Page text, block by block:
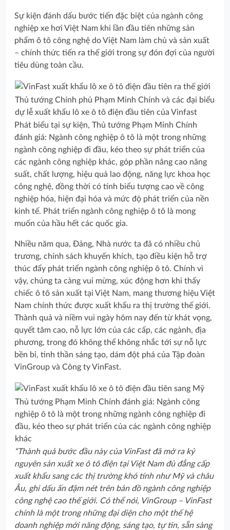
Sự kiện đánh dấu bước tiến đặc biệt của ngành công
nghiệp xe hơi Việt Nam khi lần đầu tiên những sản
phẩm ô tô công nghệ do Việt Nam làm chủ và sản xuất
– chính thức tiến ra thế giới trong sự đón đợi của người
tiêu dùng toàn cầu.
Thủ tướng Chính phủ Phạm Minh Chính và các đại biểu
dự lễ xuất khẩu lô xe ô tô điện đầu tiên của Vinfast
Phát biểu tại sự kiện, Thủ tướng Phạm Minh Chính
đánh giá: Ngành công nghiệp ô tô là một trong những
ngành công nghiệp đi đầu, kéo theo sự phát triển của
các ngành công nghiệp khác, góp phần nâng cao năng
suất, chất lượng, hiệu quả lao động, năng lực khoa học
công nghệ, đồng thời có tính biểu tượng cao về công
nghiệp hóa, hiện đại hóa và mức độ phát triển của nền
kinh tế. Phát triển ngành công nghiệp ô tô là mong
muốn của hầu hết các quốc gia.
Nhiều năm qua, Đảng, Nhà nước ta đã có nhiều chủ
trương, chính sách khuyến khích, tạo điều kiện hỗ trợ
thúc đẩy phát triển ngành công nghiệp ô tô. Chính vì
vậy, chúng ta càng vui mừng, xúc động hơn khi thấy
chiếc ô tô sản xuất tại Việt Nam, mang thương hiệu Việt
Nam chính thức được xuất khẩu ra thị trường thế giới.
Thành quả và niềm vui ngày hôm nay đến từ khát vọng,
quyết tâm cao, nỗ lực lớn của các cấp, các ngành, địa
phương, trong đó không thể không nhắc tới sự nỗ lực
bền bỉ, tinh thần sáng tạo, dám đột phá của Tập đoàn
VinGroup và Công ty VinFast.
Thủ tướng Phạm Minh Chính đánh giá: Ngành công
nghiệp ô tô là một trong những ngành công nghiệp đi
đầu, kéo theo sự phát triển của các ngành công nghiệp
khác
“Thành quả bước đầu này của VinFast đã mở ra kỷ
nguyên sản xuất xe ô tô điện tại Việt Nam đủ đẳng cấp
xuất khẩu sang các thị trường khó tính như Mỹ và châu
Âu, ghi dấu ấn đậm nét trên bản đồ ngành công nghiệp
công nghệ cao thế giới. Có thể nói, VinGroup – VinFast
chính là một trong những đại diện cho một thế hệ
doanh nghiệp mới năng động, sáng tạo, tự tin, sẵn sàng